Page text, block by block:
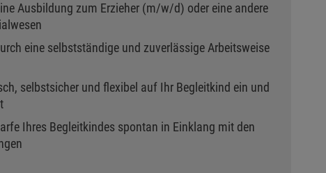
Ausbildung zum Erzieher (m/w/d) oder eine andere
eine selbstständige und zuverlässige Arbeitsweise
selbstsicher und flexibel auf Ihr Begleitkind ein und
Ihres Begleitkindes spontan in Einklang mit den